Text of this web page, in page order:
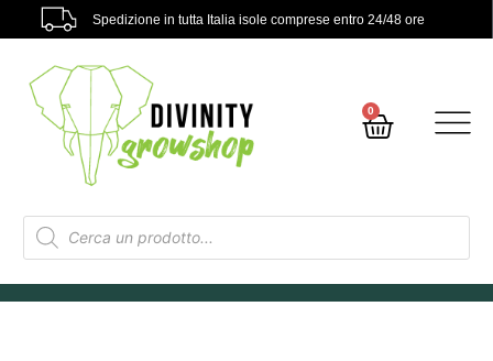
Spedizione in tutta Italia isole comprese entro 24/48 ore
0